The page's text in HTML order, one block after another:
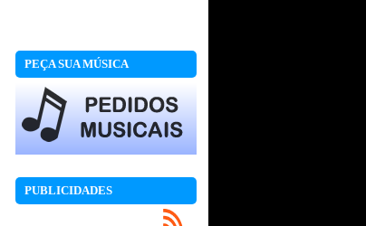
PEÇA SUA MÚSICA
PUBLICIDADES